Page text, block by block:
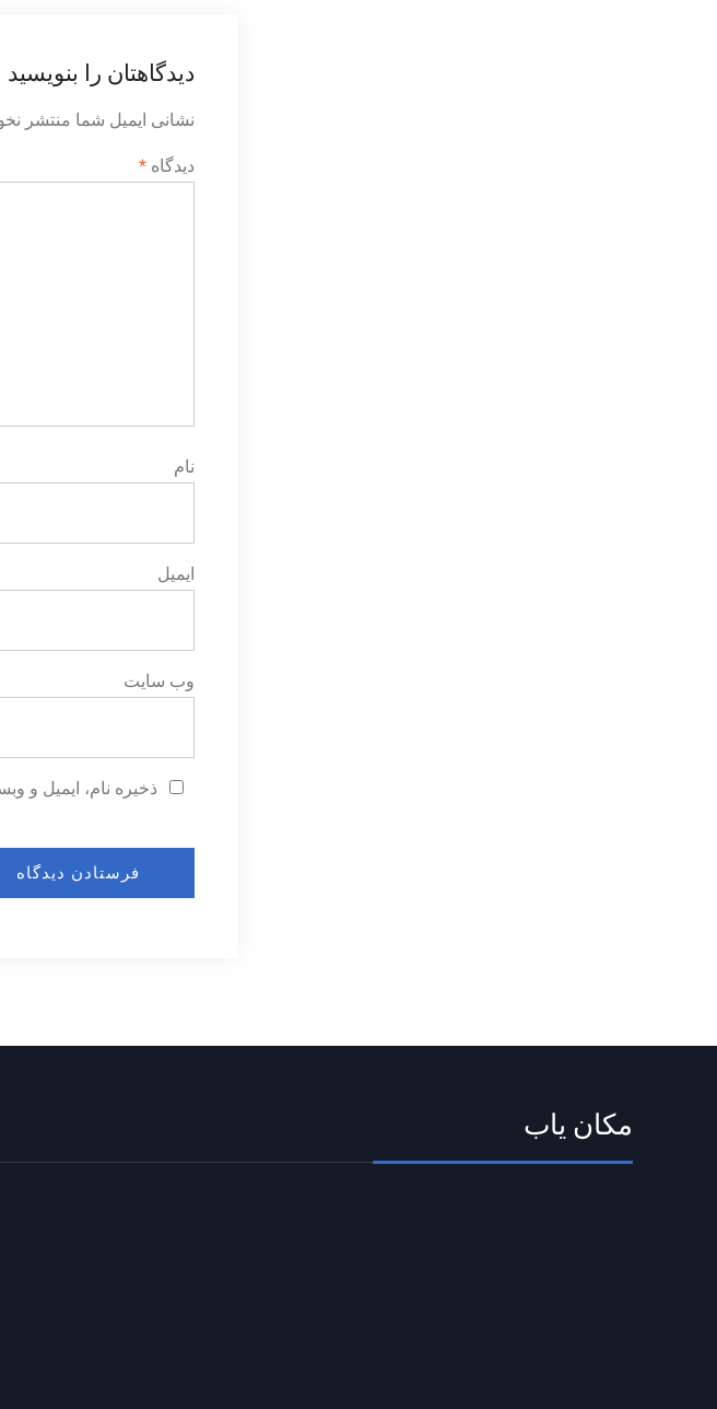
دیدگاهتان را بنویسید
نشانی ایمیل شما منتشر
دیدگاه *
نام
ایمیل
وب‌ سایت
ذخیره نام، ایمیل و
مکان یاب